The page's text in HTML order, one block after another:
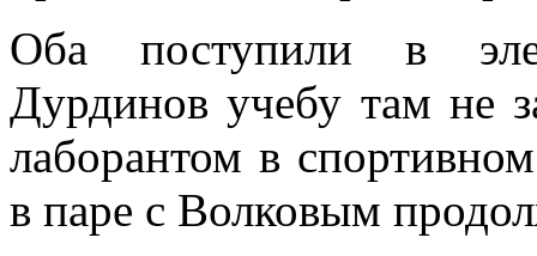
Оба поступили в
Дурдинов учебу там не
лаборантом в
в паре с Волковым